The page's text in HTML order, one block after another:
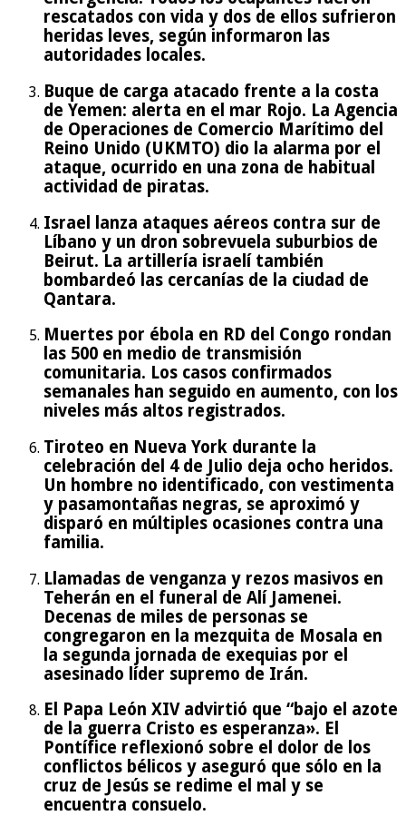
rescatados con vida y dos de ellos sufrieron
heridas leves, según informaron las
autoridades locales.
Buque de carga atacado frente a la costa
de Yemen: alerta en el mar Rojo. La Agencia
de Operaciones de Comercio Marítimo del
Reino Unido (UKMTO) dio la alarma por el
ataque, ocurrido en una zona de habitual
actividad de piratas.
Israel lanza ataques aéreos contra sur de
Líbano y un dron sobrevuela suburbios de
Beirut. La artillería israelí también
bombardeó las cercanías de la ciudad de
Qantara.
Muertes por ébola en RD del Congo rondan
las 500 en medio de transmisión
comunitaria. Los casos confirmados
semanales han seguido en aumento, con los
niveles más altos registrados.
Tiroteo en Nueva York durante la
celebración del 4 de Julio deja ocho heridos.
Un hombre no identificado, con vestimenta
y pasamontañas negras, se aproximó y
disparó en múltiples ocasiones contra una
familia.
Llamadas de venganza y rezos masivos en
Teherán en el funeral de Alí Jamenei.
Decenas de miles de personas se
congregaron en la mezquita de Mosala en
la segunda jornada de exequias por el
asesinado líder supremo de Irán.
El Papa León XIV advirtió que “bajo el azote
de la guerra Cristo es esperanza». El
Pontífice reflexionó sobre el dolor de los
conflictos bélicos y aseguró que sólo en la
cruz de Jesús se redime el mal y se
encuentra consuelo.